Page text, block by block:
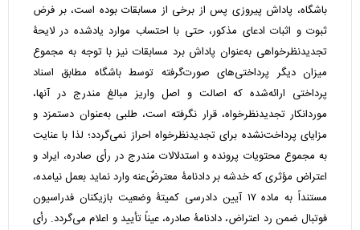
باشگاه، پاداش پیروزی پس از برخی از مسابقات بوده است، بر فرض
ثبوت و اثبات ادعای مذکور، حتی با احتساب موارد یادشده در لایحۀ
تجدیدنظرخواهی به‌عنوان پاداش برد مسابقات نیز با توجه به مجموع
میزان دیگر پرداختی‌های صورت‌گرفته توسط باشگاه مطابق اسناد
پرداختی ارائه‌شده که اصالت و اصل واریز مبالغ مندرج در آنها،
موردانکار تجدیدنظرخواه، قرار نگرفته است، طلبی به‌عنوان دستمزد و
مزایای پرداخت‌نشده برای تجدیدنظرخواه احراز نمی‌گردد؛ لذا با عنایت
به مجموع محتویات پرونده و استدلالات مندرج در رأی صادره، ایراد و
اعتراض مؤثری که خدشه بر دادنامۀ معترضٌ‌عنه وارد نماید بعمل نیامده،
مستنداً به ماده ۱۷ آیین دادرسی کمیتۀ وضعیت بازیکنان فدراسیون
فوتبال ضمن رد اعتراض، دادنامۀ صادره، عیناً تأیید و اعلام می‌گردد. رأی